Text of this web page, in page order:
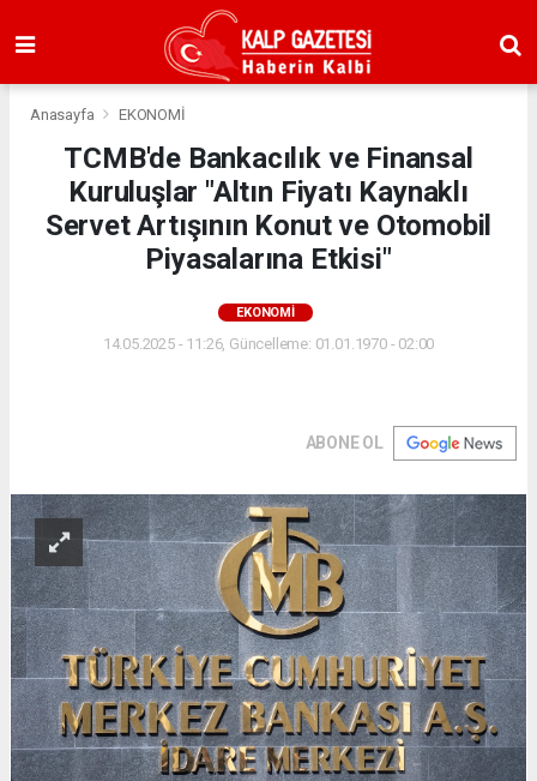
Anasayfa EKONOMİ
TCMB'de Bankacılık ve Finansal
Kuruluşlar "Altın Fiyatı Kaynaklı
Servet Artışının Konut ve Otomobil
Piyasalarına Etkisi"
EKONOMİ
14.05.2025 - 11:26, Güncelleme: 01.01.1970 - 02:00
ABONE OL